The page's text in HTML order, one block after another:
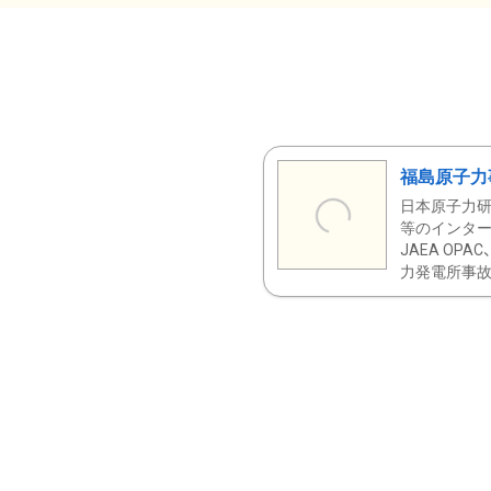
福島原子
日本原子力
等のインタ
JAEA OPAC
力発電所事